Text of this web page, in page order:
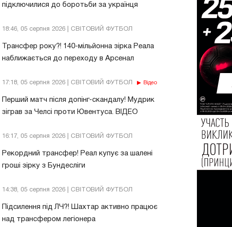
підключилися до боротьби за українця
18:46, 05 серпня 2026 | СВІТОВИЙ ФУТБОЛ
Трансфер року?! 140-мільйонна зірка Реала
наближається до переходу в Арсенал
17:18, 05 серпня 2026 | СВІТОВИЙ ФУТБОЛ Відео
Перший матч після допінг-скандалу! Мудрик
зіграв за Челсі проти Ювентуса. ВІДЕО
16:17, 05 серпня 2026 | СВІТОВИЙ ФУТБОЛ
Рекордний трансфер! Реал купує за шалені
гроші зірку з Бундесліги
14:38, 05 серпня 2026 | СВІТОВИЙ ФУТБОЛ
Підсилення під ЛЧ?! Шахтар активно працює
над трансфером легіонера